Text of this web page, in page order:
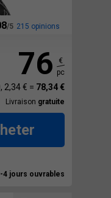
215 opinions
76
€
pc
2,34 € = 78,34 €
Livraison gratuite
4 jours ouvrables